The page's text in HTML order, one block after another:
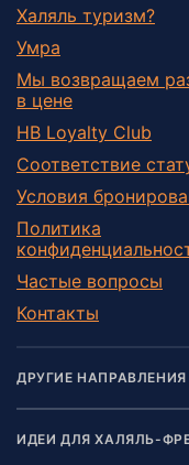
Халяль туризм?
Умра
Мы возвращаем
в цене
HB Loyalty Club
Соответствие
Условия
Политика
Частые вопросы
Контакты
ДРУГИЕ НАПРАВЛЕНИЯ
ИДЕИ ДЛЯ ХАЛЯЛЬ-